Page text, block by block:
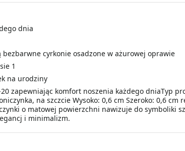
dnia
bezbarwne cyrkonie osadzone w ażurowej oprawie
1
na urodziny
20 zapewniając komfort noszenia każdego dniaTyp
na szczcie Wysoko: 0,6 cm Szeroko: 0,6
o matowej powierzchni nawizuje do symboliki
i minimalizm.